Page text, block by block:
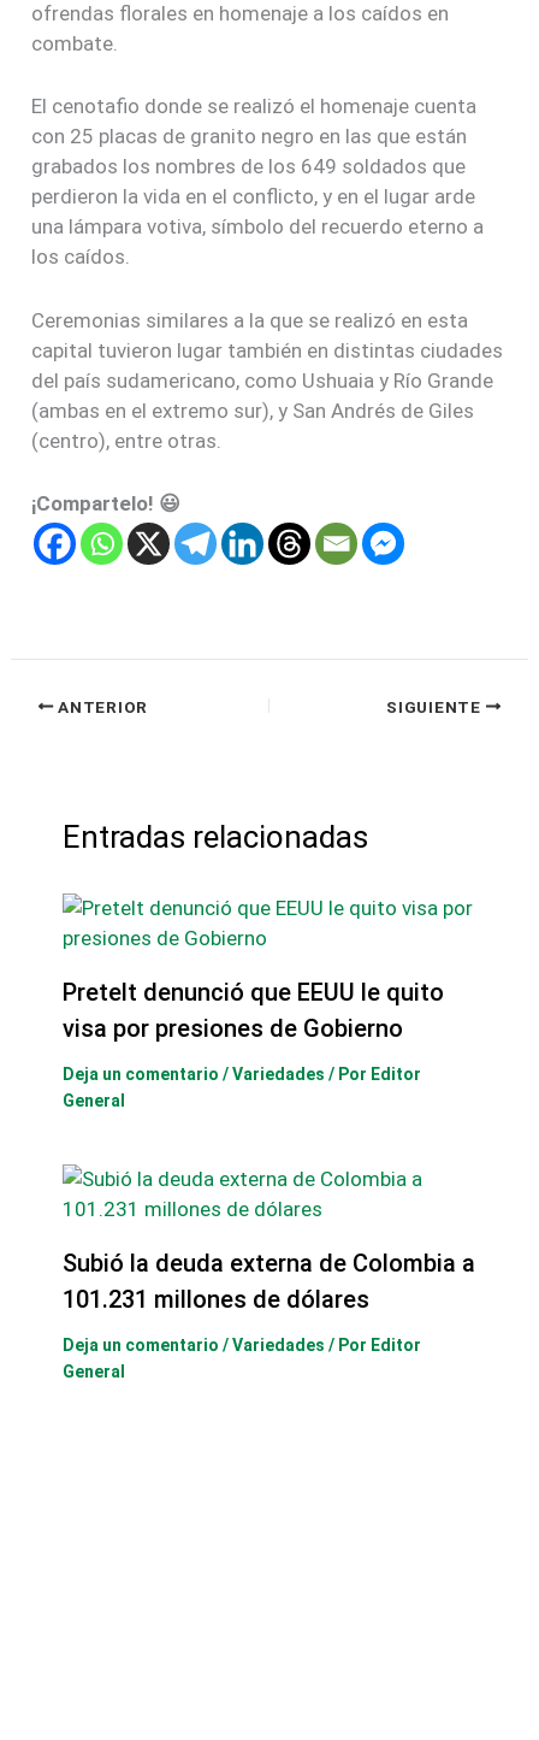
ofrendas florales en homenaje a los caídos en
combate.
El cenotafio donde se realizó el homenaje cuenta
con 25 placas de granito negro en las que están
grabados los nombres de los 649 soldados que
perdieron la vida en el conflicto, y en el lugar arde
una lámpara votiva, símbolo del recuerdo eterno a
los caídos.
Ceremonias similares a la que se realizó en esta
capital tuvieron lugar también en distintas ciudades
del país sudamericano, como Ushuaia y Río Grande
(ambas en el extremo sur), y San Andrés de Giles
(centro), entre otras.
¡Compartelo! 😃
ANTERIOR SIGUIENTE
Entradas relacionadas
Pretelt denunció que EEUU le quito
visa por presiones de Gobierno
Deja un comentario /Variedades / Por Editor
General
Subió la deuda externa de Colombia a
101.231 millones de dólares
Deja un comentario /Variedades / Por Editor
General